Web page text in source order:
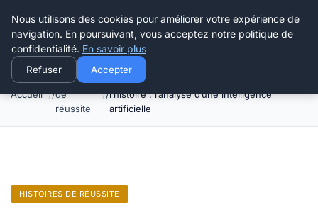
Henry Panky
Accueil
Histoires
de
réussite
Les 10 transferts les plus marquants de
l’histoire : l’analyse d’une intelligence
artificielle
HISTOIRES DE RÉUSSITE
Nous utilisons des cookies pour améliorer votre expérience de
navigation. En poursuivant, vous acceptez notre politique de
confidentialité. En savoir plus
Refuser Accepter